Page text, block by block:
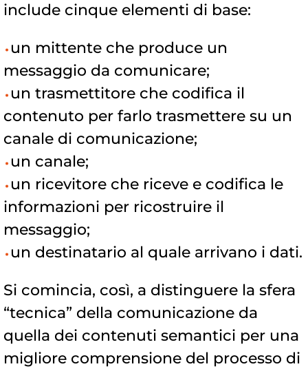
include cinque elementi di base:
un mittente che produce un
messaggio da comunicare;
un trasmettitore che codifica il
contenuto per farlo trasmettere su un
canale di comunicazione;
un canale;
un ricevitore che riceve e codifica le
informazioni per ricostruire il
messaggio;
un destinatario al quale arrivano i dati.
Si comincia, così, a distinguere la sfera
“tecnica” della comunicazione da
quella dei contenuti semantici per una
migliore comprensione del processo di